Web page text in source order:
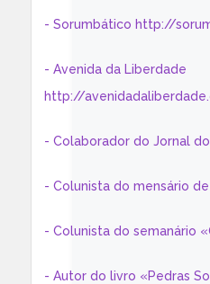
- Sorumbático http://
- Avenida da Liberdade
http://
- Colaborador do Jornal
- Colunista do mensário
- Colunista do semanário
- Autor do livro «Pedras